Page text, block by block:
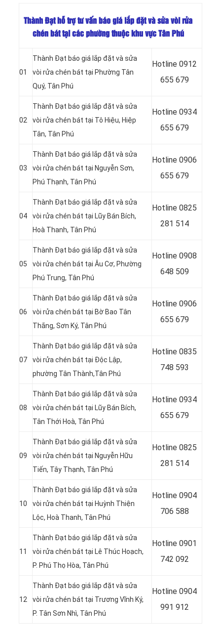
Thành Đạt hỗ trợ tư vấn báo giá lắp đặt và sửa vòi rửa
chén bát tại các phường thuộc khu vực Tân Phú
01
Thành Đạt báo giá lắp đặt và sửa
vòi rửa chén bát tại Phường Tân
Quý, Tân Phú
Hotline 0912
655 679
02
Thành Đạt báo giá lắp đặt và sửa
vòi rửa chén bát tại Tô Hiệu, Hiệp
Tân, Tân Phú
Hotline 0934
655 679
03
Thành Đạt báo giá lắp đặt và sửa
vòi rửa chén bát tại Nguyễn Sơn,
Phú Thạnh, Tân Phú
Hotline 0906
655 679
04
Thành Đạt báo giá lắp đặt và sửa
vòi rửa chén bát tại Lũy Bán Bích,
Hoà Thanh, Tân Phú
Hotline 0825
281 514
05
Thành Đạt báo giá lắp đặt và sửa
vòi rửa chén bát tại Âu Cơ, Phường
Phú Trung, Tân Phú
Hotline 0908
648 509
06
Thành Đạt báo giá lắp đặt và sửa
vòi rửa chén bát tại Bờ Bao Tân
Thắng, Sơn Ký, Tân Phú
Hotline 0906
655 679
07
Thành Đạt báo giá lắp đặt và sửa
vòi rửa chén bát tại Độc Lập,
phường Tân Thành,Tân Phú
Hotline 0835
748 593
08
Thành Đạt báo giá lắp đặt và sửa
vòi rửa chén bát tại Lũy Bán Bích,
Tân Thới Hoà, Tân Phú
Hotline 0934
655 679
09
Thành Đạt báo giá lắp đặt và sửa
vòi rửa chén bát tại Nguyễn Hữu
Tiến, Tây Thạnh, Tân Phú
Hotline 0825
281 514
10
Thành Đạt báo giá lắp đặt và sửa
vòi rửa chén bát tại Huỳnh Thiện
Lộc, Hoà Thanh, Tân Phú
Hotline 0904
706 588
11
Thành Đạt báo giá lắp đặt và sửa
vòi rửa chén bát tại Lê Thúc Hoạch,
P. Phú Thọ Hòa, Tân Phú
Hotline 0901
742 092
12
Thành Đạt báo giá lắp đặt và sửa
vòi rửa chén bát tại Trương Vĩnh Ký,
P. Tân Sơn Nhì, Tân Phú
Hotline 0904
991 912